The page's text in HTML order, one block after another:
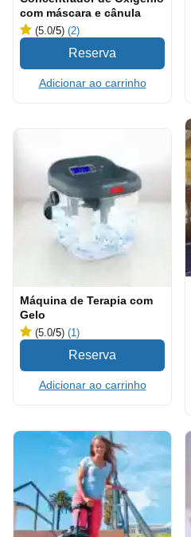
com máscara e cânula
(5.0/5) (2)
Adicionar ao carrinho
Máquina de Terapia com
Gelo
(5.0/5) (1)
Adicionar ao carrinho